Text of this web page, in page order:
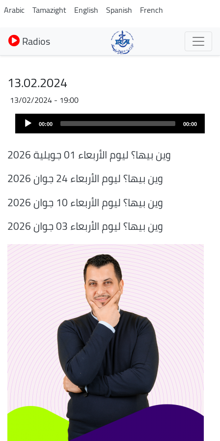
Aller
au
contenu
principal
Arabic Tamazight English Spanish French
Radios
13.02.2024
13/02/2024 - 19:00
Audio
Player 00:00 00:00
وين بيها؟ ليوم الأربعاء 01 جويلية 2026
وين بيها؟ ليوم الأربعاء 24 جوان 2026
وين بيها؟ ليوم الأربعاء 10 جوان 2026
وين بيها؟ ليوم الأربعاء 03 جوان 2026